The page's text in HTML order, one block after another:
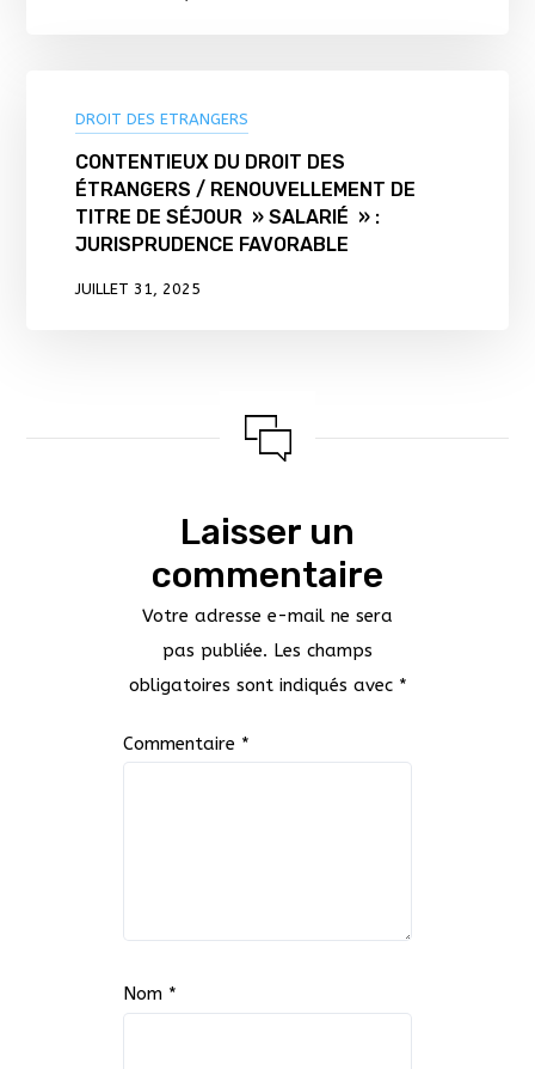
DROIT DES ETRANGERS
CONTENTIEUX DU DROIT DES
ÉTRANGERS / RENOUVELLEMENT DE
TITRE DE SÉJOUR » SALARIÉ » :
JURISPRUDENCE FAVORABLE
JUILLET 31, 2025
Laisser un
commentaire
Votre adresse e-mail ne sera
pas publiée. Les champs
obligatoires sont indiqués avec *
Commentaire *
Nom *